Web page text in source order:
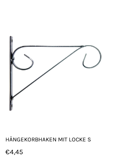
HÄNGEKORBHAKEN MIT LOCKE S
Normaler
€4,45